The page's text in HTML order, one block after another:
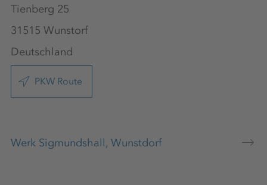
Tienberg 25
31515 Wunstorf
Deutschland
PKW Route
Werk Sigmundshall, Wunstdorf